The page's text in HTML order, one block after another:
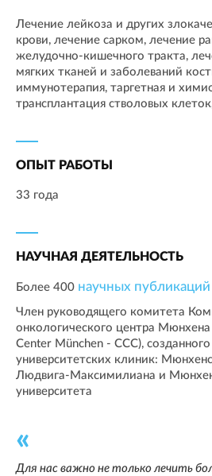
Лечение лейкоза и других
крови, лечение сарком, лечение
желудочно-кишечного тракта,
мягких тканей и заболеваний
иммунотерапия, таргетная и
трансплантация стволовых
ОПЫТ РАБОТЫ
33 года
НАУЧНАЯ ДЕЯТЕЛЬНОСТЬ
Более 400 научных публикаций
Член руководящего комитета
онкологического центра
Center München - ССС), созданного
университетских клиник:
Людвига-Максимилиана и
университета
Для нас важно не только лечить